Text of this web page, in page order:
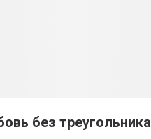
без треугольника